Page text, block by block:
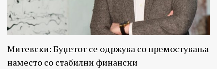
Митевски: Буџетот се одржува со премостувања
наместо со стабилни финансии